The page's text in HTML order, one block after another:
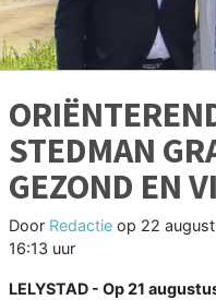
STEDMAN
GEZOND EN
Door Redactie op 22
16:13 uur
LELYSTAD - Op 21